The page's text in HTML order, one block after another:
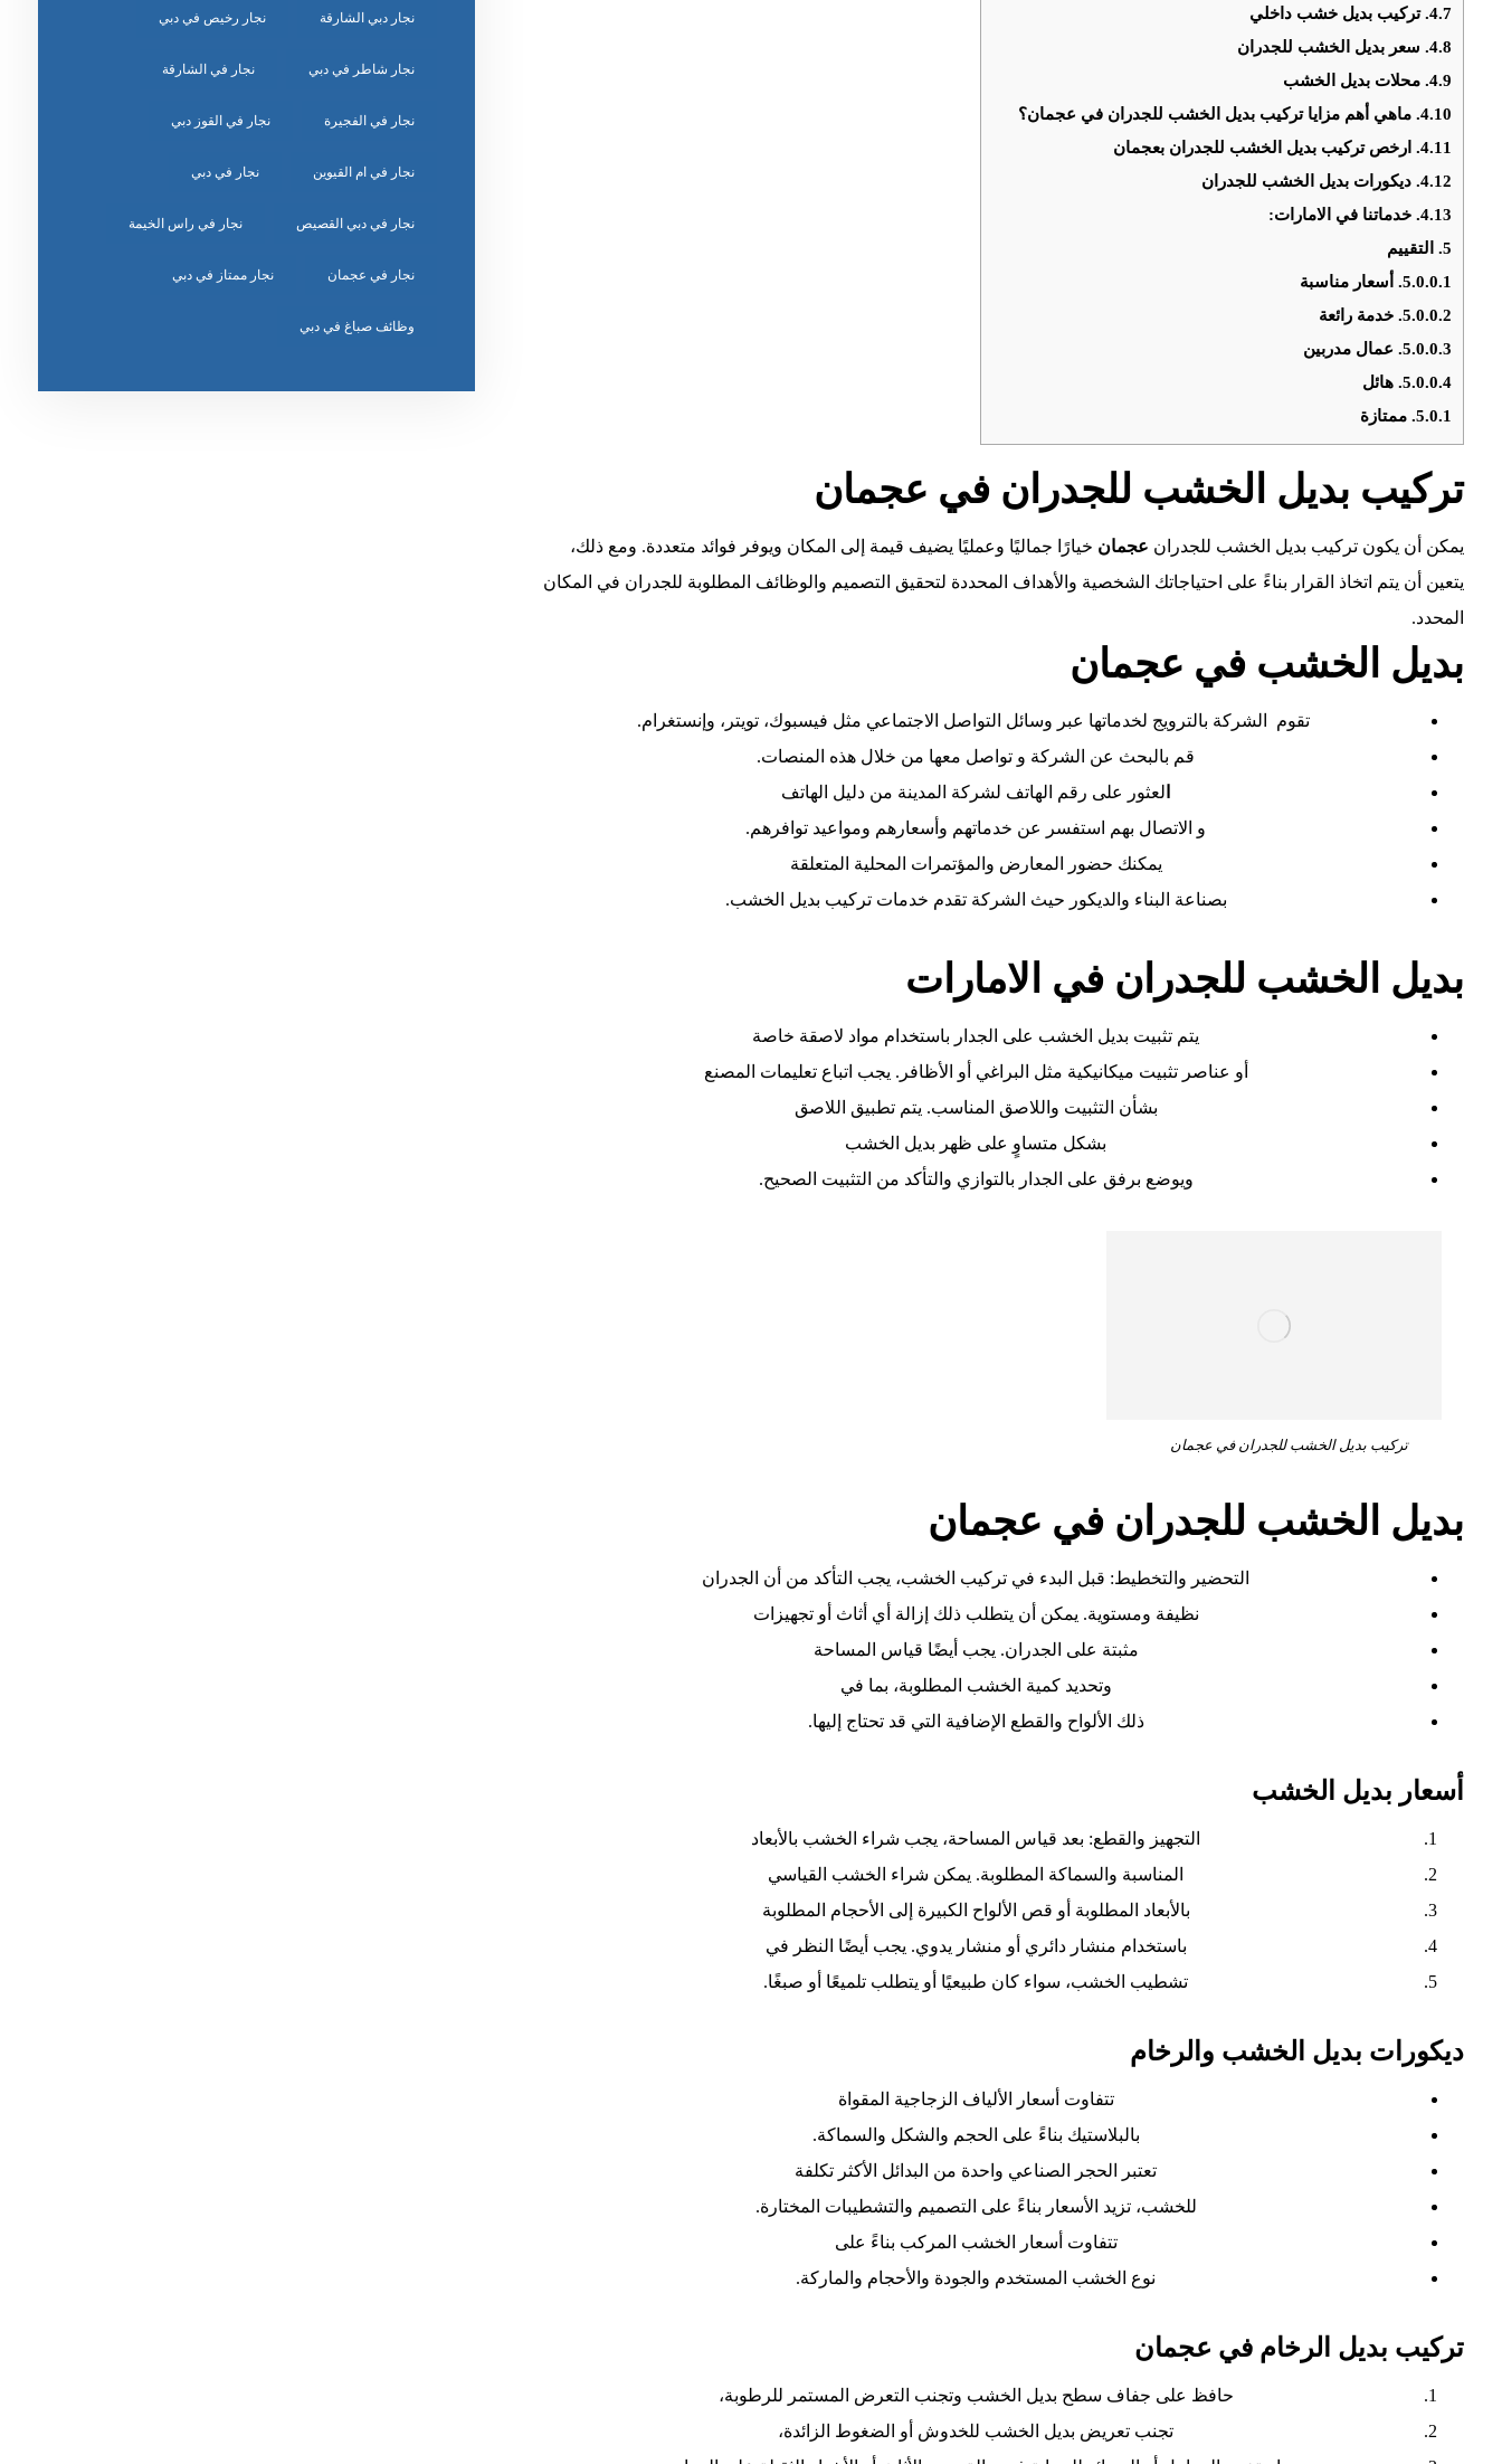
4.7. تركيب بديل خشب داخلي
4.8. سعر بديل الخشب للجدران
4.9. محلات بديل الخشب
4.10. ماهي أهم مزايا تركيب بديل الخشب للجدران في عجمان؟
4.11. ارخص تركيب بديل الخشب للجدران بعجمان
4.12. ديكورات بديل الخشب للجدران
4.13. خدماتنا في الامارات:
5. التقييم
5.0.0.1. أسعار مناسبة
5.0.0.2. خدمة رائعة
5.0.0.3. عمال مدربين
5.0.0.4. هائل
5.0.1. ممتازة
تركيب بديل الخشب للجدران في عجمان
يمكن أن يكون تركيب بديل الخشب للجدران عجمان خيارًا جماليًا وعمليًا يضيف قيمة إلى المكان ويوفر فوائد متعددة. ومع ذلك،
يتعين أن يتم اتخاذ القرار بناءً على احتياجاتك الشخصية والأهداف المحددة لتحقيق التصميم والوظائف المطلوبة للجدران في المكان
المحدد.
بديل الخشب في عجمان
تقوم الشركة بالترويج لخدماتها عبر وسائل التواصل الاجتماعي مثل فيسبوك، تويتر، وإنستغرام.
قم بالبحث عن الشركة و تواصل معها من خلال هذه المنصات.
لعثور على رقم الهاتف لشركة المدينة من دليل الهاتف
و الاتصال بهم استفسر عن خدماتهم وأسعارهم ومواعيد توافرهم.
يمكنك حضور المعارض والمؤتمرات المحلية المتعلقة
بصناعة البناء والديكور حيث الشركة تقدم خدمات تركيب بديل الخشب.
بديل الخشب للجدران في الامارات
يتم تثبيت بديل الخشب على الجدار باستخدام مواد لاصقة خاصة
أو عناصر تثبيت ميكانيكية مثل البراغي أو الأظافر. يجب اتباع تعليمات المصنع
بشأن التثبيت واللاصق المناسب. يتم تطبيق اللاصق
بشكل متساوٍ على ظهر بديل الخشب
ويوضع برفق على الجدار بالتوازي والتأكد من التثبيت الصحيح.
تركيب بديل الخشب للجدران في عجمان
بديل الخشب للجدران في عجمان
التحضير والتخطيط: قبل البدء في تركيب الخشب، يجب التأكد من أن الجدران
نظيفة ومستوية. يمكن أن يتطلب ذلك إزالة أي أثاث أو تجهيزات
مثبتة على الجدران. يجب أيضًا قياس المساحة
وتحديد كمية الخشب المطلوبة، بما في
ذلك الألواح والقطع الإضافية التي قد تحتاج إليها.
أسعار بديل الخشب
التجهيز والقطع: بعد قياس المساحة، يجب شراء الخشب بالأبعاد
المناسبة والسماكة المطلوبة. يمكن شراء الخشب القياسي
بالأبعاد المطلوبة أو قص الألواح الكبيرة إلى الأحجام المطلوبة
باستخدام منشار دائري أو منشار يدوي. يجب أيضًا النظر في
تشطيب الخشب، سواء كان طبيعيًا أو يتطلب تلميعًا أو صبغًا.
ديكورات بديل الخشب والرخام
تتفاوت أسعار الألياف الزجاجية المقواة
بالبلاستيك بناءً على الحجم والشكل والسماكة.
تعتبر الحجر الصناعي واحدة من البدائل الأكثر تكلفة
للخشب، تزيد الأسعار بناءً على التصميم والتشطيبات المختارة.
تتفاوت أسعار الخشب المركب بناءً على
نوع الخشب المستخدم والجودة والأحجام والماركة.
تركيب بديل الرخام في عجمان
حافظ على جفاف سطح بديل الخشب وتجنب التعرض المستمر للرطوبة،
تجنب تعريض بديل الخشب للخدوش أو الضغوط الزائدة،
نجار دبي الشارقة نجار رخيص في دبي
نجار شاطر في دبي نجار في الشارقة
نجار في الفجيرة نجار في القوز دبي
نجار في ام القيوين نجار في دبي
نجار في دبي القصيص نجار في راس الخيمة
نجار في عجمان نجار ممتاز في دبي
وظائف صباغ في دبي